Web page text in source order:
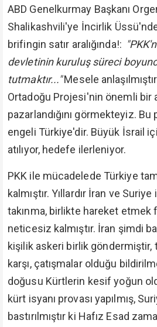
ABD Genelkurmay Başkanı
Shalikashvili'ye İncirlik
brifingin satır aralığında!:
devletinin kuruluş süreci
tutmaktır..."Mesele
Ortadoğu Projesi'nin önemli bir
pazarlandığını görmekteyiz.
engeli Türkiye'dir. Büyük İsrail
atılıyor, hedefe ilerleniyor.
PKK ile mücadelede Türkiye
kalmıştır. Yıllardır İran ve
takınma, birlikte hareket etmek
neticesiz kalmıştır. İran şimdi
kişilik askeri birlik
karşı, çatışmalar olduğu
doğusu Kürtlerin kesif yoğun
kürt isyanı provası yapılmış,
bastırılmıştır ki Hafız Esad